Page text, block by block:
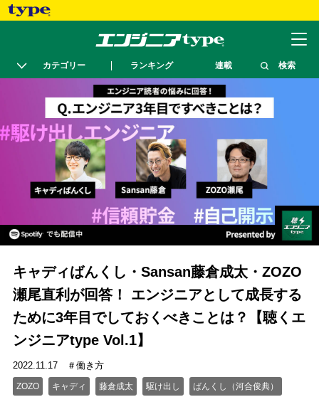
カテゴリー ランキング 連載 検索
キャディばんくし・Sansan藤倉成太・ZOZO
瀬尾直利が回答！ エンジニアとして成長する
ために3年目でしておくべきことは？【聴くエ
ンジニアtype Vol.1】
2022.11.17 働き方
ZOZO キャディ 藤倉成太 駆け出し ばんくし（河合俊典）